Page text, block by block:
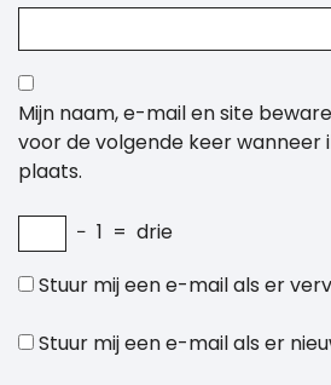
Mijn naam, e-mail en site
voor de volgende keer wanneer
plaats.
− 1 = drie
Stuur mij een e-mail als er
Stuur mij een e-mail als er